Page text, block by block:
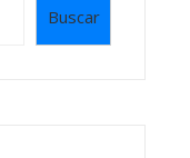
Buscar